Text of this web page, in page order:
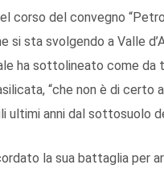
corso del convegno
si sta svolgendo a Valle
ha sottolineato come
“che non è di
ultimi anni dal sottosuolo
la sua battaglia per